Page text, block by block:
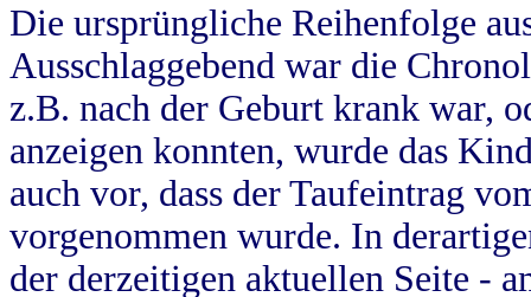
Die ursprüngliche Reihenfolge
Ausschlaggebend war die
z.B. nach der Geburt krank war,
anzeigen konnten, wurde das
auch vor, dass der Taufeintrag
vorgenommen wurde. In
der derzeitigen aktuellen Seite -